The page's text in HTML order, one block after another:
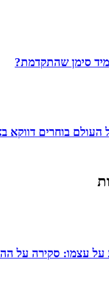
סימן שהתקדמת?
העולם בוחרים דווקא
עצמו: סקירה על